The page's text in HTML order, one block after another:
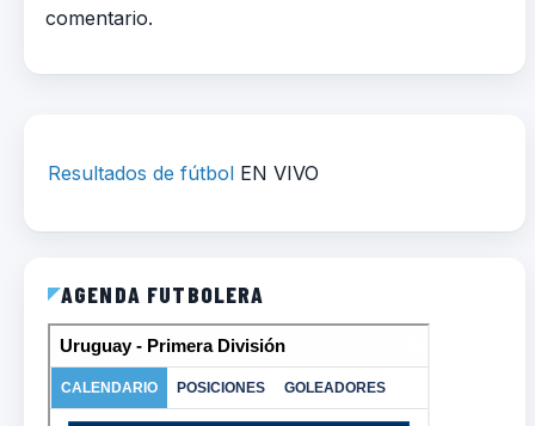
comentario.
Resultados de fútbol EN VIVO
AGENDA FUTBOLERA